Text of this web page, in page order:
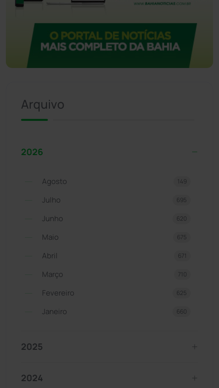
Arquivo
2026
Agosto 149
Julho 695
Junho 620
Maio 675
Abril 671
Março 710
Fevereiro 625
Janeiro 660
2025
2024